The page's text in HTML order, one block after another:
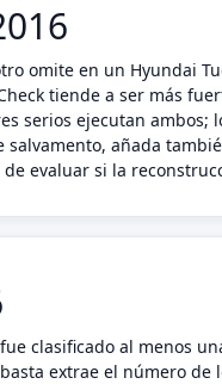
omite en un Hyundai
tiende a ser más
serios ejecutan ambos;
añada
evaluar si la
clasificado al menos
extrae el número de